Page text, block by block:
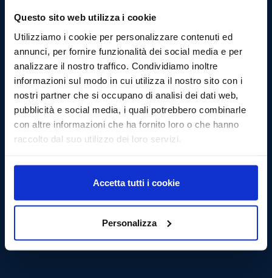
Questo sito web utilizza i cookie
Utilizziamo i cookie per personalizzare contenuti ed
annunci, per fornire funzionalità dei social media e per
analizzare il nostro traffico. Condividiamo inoltre
informazioni sul modo in cui utilizza il nostro sito con i
nostri partner che si occupano di analisi dei dati web,
pubblicità e social media, i quali potrebbero combinarle
con altre informazioni che ha fornito loro o che hanno
raccolto dal suo utilizzo dei loro servizi.
Accetta tutti i cookie
Personalizza
21/4/2021